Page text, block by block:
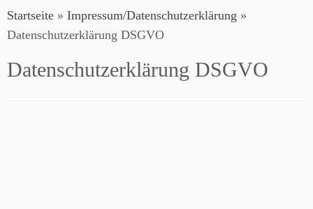
Inhalt
springen
Startseite » Impressum/Datenschutzerklärung »
Datenschutzerklärung DSGVO
Datenschutzerklärung DSGVO